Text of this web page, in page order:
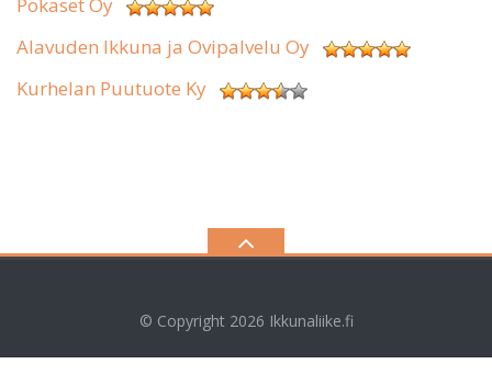
Pokaset Oy
Alavuden Ikkuna ja Ovipalvelu Oy
Kurhelan Puutuote Ky
© Copyright 2026 Ikkunaliike.fi